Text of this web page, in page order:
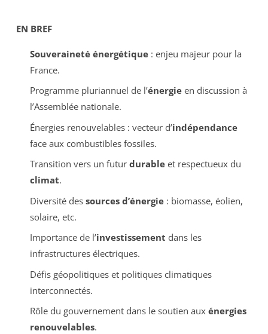
EN BREF
Souveraineté énergétique: enjeu majeur pour la
France.
Programme pluriannuel de l’énergieen discussion à
l’Assemblée nationale.
Énergies renouvelables : vecteur d’indépendance
face aux combustibles fossiles.
Transition vers un futur durableet respectueux du
climat.
Diversité des sources d’énergie: biomasse, éolien,
solaire, etc.
Importance de l’investissement dans les
infrastructures électriques.
Défis géopolitiques et politiques climatiques
interconnectés.
Rôle du gouvernement dans le soutien aux énergies
renouvelables.